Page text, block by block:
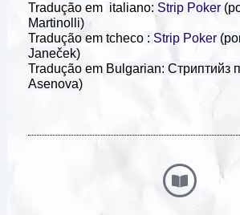
Tradução em italiano: Strip Poker
Martinolli)
Tradução em tcheco: Strip Poker
Janeček)
Tradução em Bulgarian: Стриптийз
Asenova)